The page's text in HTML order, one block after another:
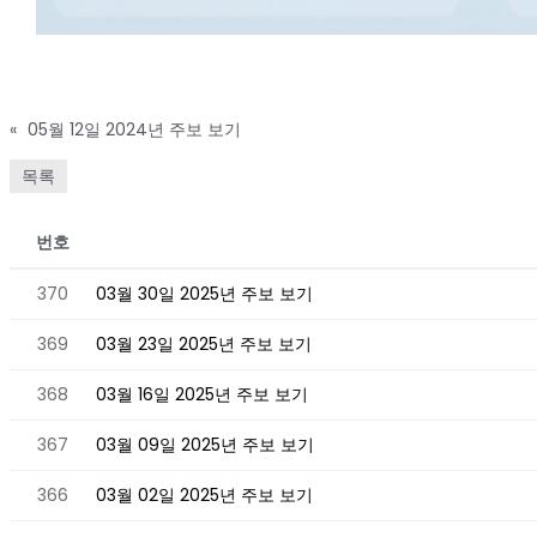
« 05월 12일 2024년 주보 보기
목록
번호
370 03월 30일 2025년 주보 보기
369 03월 23일 2025년 주보 보기
368 03월 16일 2025년 주보 보기
367 03월 09일 2025년 주보 보기
366 03월 02일 2025년 주보 보기